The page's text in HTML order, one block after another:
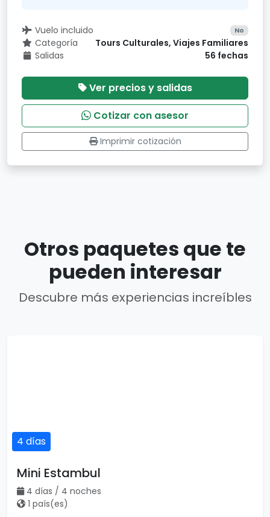
Vuelo incluido No
Categoría
Tours Culturales, Viajes Familiares
Salidas
56 fechas
Ver precios y salidas
Cotizar con asesor
Imprimir cotización
Otros paquetes que te
pueden interesar
Descubre más experiencias increíbles
4 días
Mini Estambul
4 días / 4 noches
1 país(es)